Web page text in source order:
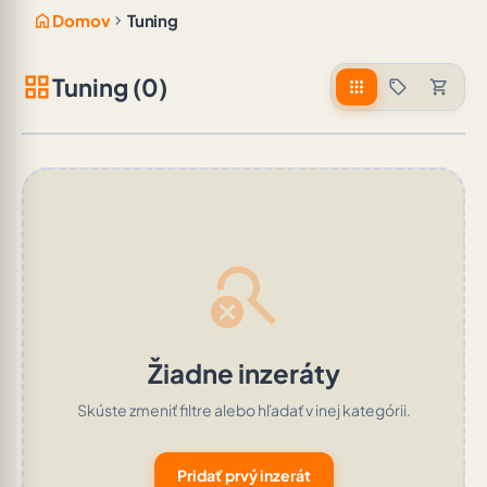
home Domov chevron_right Tuning
grid_viewTuning (0) apps sell shopping_cart
search_off
Žiadne inzeráty
Skúste zmeniť filtre alebo hľadať v inej kategórii.
Pridať prvý inzerát